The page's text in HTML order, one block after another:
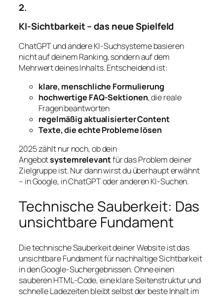
2.
KI-Sichtbarkeit – das neue Spielfeld
ChatGPT und andere KI-Suchsysteme basieren
nicht auf deinem Ranking, sondern auf dem
Mehrwert deines Inhalts. Entscheidend ist:
klare, menschliche Formulierung
hochwertige FAQ-Sektionen, die reale
Fragen beantworten
regelmäßig aktualisierter Content
Texte, die echte Probleme lösen
2025 zählt nur noch, ob dein
Angebotsystemrelevantfür das Problem deiner
Zielgruppe ist. Nur dann wirst du überhaupt erwähnt
– in Google, in ChatGPT oder anderen KI-Suchen.
Technische Sauberkeit: Das
unsichtbare Fundament
Die technische Sauberkeit deiner Website ist das
unsichtbare Fundament für nachhaltige Sichtbarkeit
in den Google-Suchergebnissen. Ohne einen
sauberen HTML-Code, eine klare Seitenstruktur und
schnelle Ladezeiten bleibt selbst der beste Inhalt im